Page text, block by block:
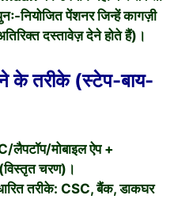
नियोजित पेंशनर जिन्हें कागज़ी
दस्तावेज़ देने होते हैं)।
के तरीके (स्टेप-बाय-
लैपटॉप/मोबाइल ऐप +
(विस्तृत चरण)।
तरीके: CSC, बैंक, डाकघर